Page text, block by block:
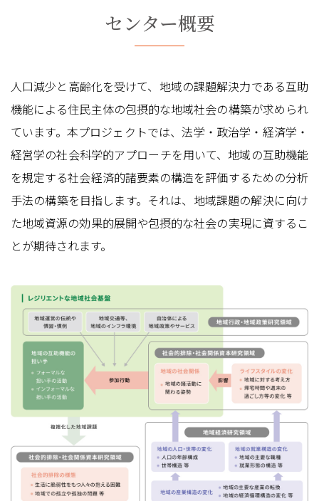
センター概要
人口減少と高齢化を受けて、地域の課題解決力である互助
機能による住民主体の包摂的な地域社会の構築が求められ
ています。本プロジェクトでは、法学・政治学・経済学・
経営学の社会科学的アプローチを用いて、地域の互助機能
を規定する社会経済的諸要素の構造を評価するための分析
手法の構築を目指します。それは、地域課題の解決に向け
た地域資源の効果的展開や包摂的な社会の実現に資するこ
とが期待されます。